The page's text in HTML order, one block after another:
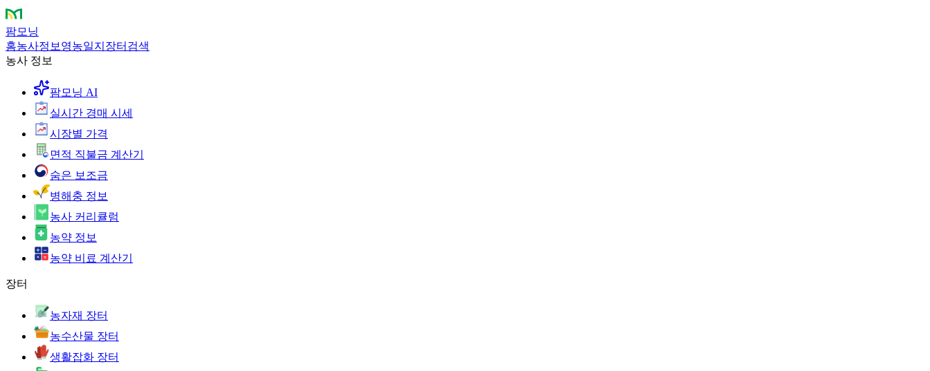
팜모닝
홈농사정보 영농일지 장터 검색
농사 정보
팜모닝 AI
실시간 경매 시세
시장별 가격
면적 직불금 계산기
숨은 보조금
병해충 정보
농사 커리큘럼
농약 정보
농약 비료 계산기
장터
농자재 장터
농수산물 장터
생활잡화 장터